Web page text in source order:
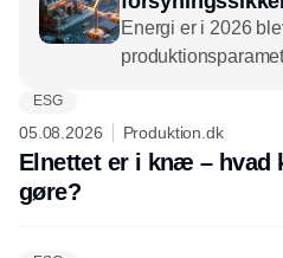
Energi er i 2026
elnettet, skærpede
gør
for oppetid,
ESG
05.08.2026 Produktion.dk
Elnettet er i knæ – hvad
gøre?